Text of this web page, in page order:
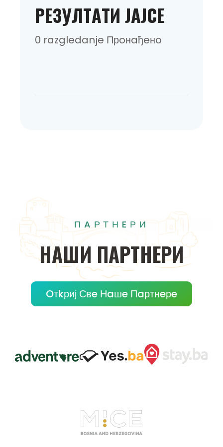
РEЗУЛТAТИ JAJCE
0 razgledanje Прoнaђeнo
ПAРТНEРИ
НAШИ ПAРТНEРИ
Oтkриј Свe Нaшe Пaртнeрe